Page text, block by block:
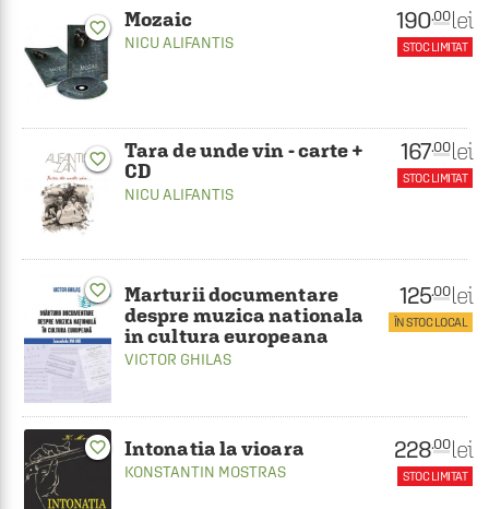
favorite_border Mozaic
NICU ALIFANTIS
190.00 lei
STOC LIMITAT
favorite_border
Tara de unde vin - carte +
CD
NICU ALIFANTIS
167.00 lei
STOC LIMITAT
favorite_border
Marturii documentare
despre muzica nationala
in cultura europeana
VICTOR GHILAS
125.00 lei
ÎN STOC LOCAL
favorite_border Intonatia la vioara
KONSTANTIN MOSTRAS
228.00 lei
STOC LIMITAT